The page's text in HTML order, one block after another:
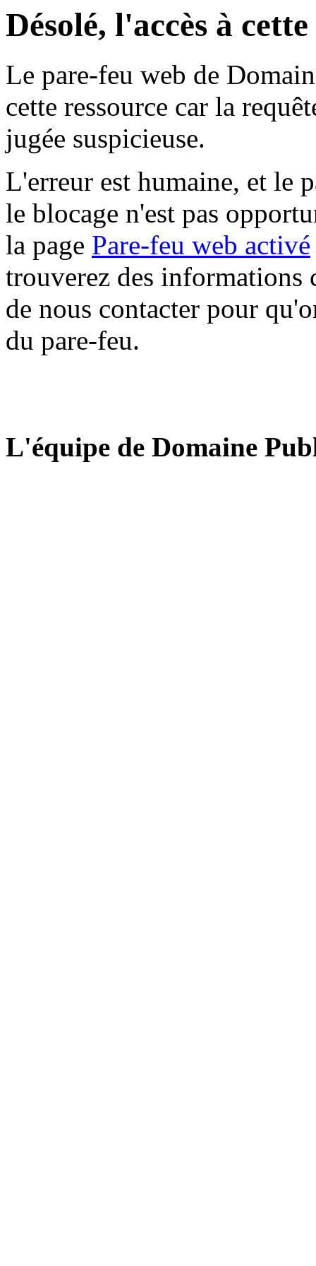
Désolé, l'accès à
Le pare-feu web de
cette ressource car la
jugée suspicieuse.
L'erreur est humaine, et le
le blocage n'est pas
la page Pare-feu web activé
trouverez des informations
de nous contacter pour
du pare-feu.
L'équipe de Domaine